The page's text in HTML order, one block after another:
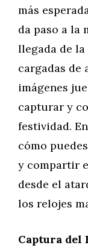
más
da paso a la
llegada de la
cargadas de
imágenes
capturar y
festividad.
cómo
y compartir
desde el
los relojes
Captura del